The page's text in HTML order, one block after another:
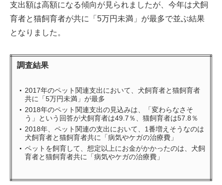
支出額は高額になる傾向が見られましたが、今年は犬飼
育者と猫飼育者が共に「5万円未満」が最多で並ぶ結果
となりました。
調査結果
2017年のペット関連支出において、犬飼育者と猫飼育者
共に「5万円未満」が最多
2018年のペット関連支出の見込みは、「変わらなさそ
う」という回答が犬飼育者は49.7％、猫飼育者は57.8％
2018年、ペット関連の支出において、1番増えそうなのは
犬飼育者と猫飼育者共に「病気やケガの治療費」
ペットを飼育して、想定以上にお金がかかったのは、犬飼
育者と猫飼育者共に「病気やケガの治療費」